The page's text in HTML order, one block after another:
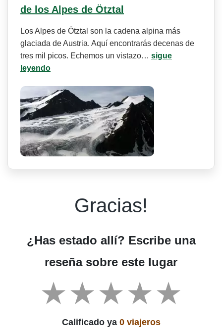
de los Alpes de Ötztal
Los Alpes de Ötztal son la cadena alpina más
glaciada de Austria. Aquí encontrarás decenas de
tres mil picos. Echemos un vistazo… sigue
leyendo
Gracias!
¿Has estado allí? Escribe una
reseña sobre este lugar
Calificado ya 0 viajeros